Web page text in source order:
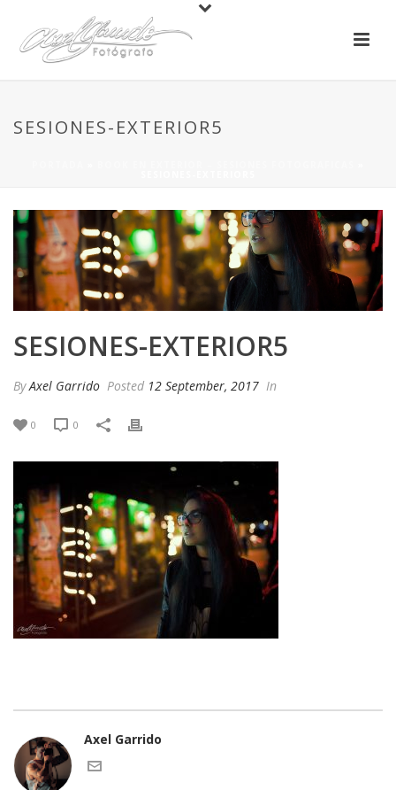
SESIONES-EXTERIOR5
SESIONES-EXTERIOR5
ByAxel Garrido Posted 12 September, 2017 In
0 0
Axel Garrido